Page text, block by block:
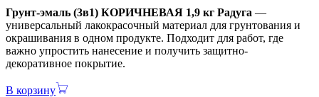
Грунт-эмаль (3в1) КОРИЧНЕВАЯ 1,9 кг Радуга —
универсальный лакокрасочный материал для грунтования и
окрашивания в одном продукте. Подходит для работ, где
важно упростить нанесение и получить защитно-
декоративное покрытие.
В корзину